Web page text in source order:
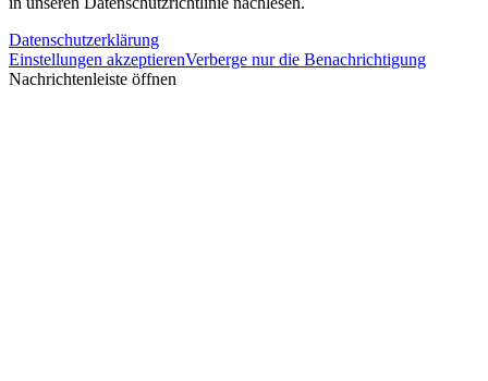
Datenschutzerklärung
Einstellungen akzeptierenVerberge nur die Benachrichtigung
Nachrichtenleiste öffnen